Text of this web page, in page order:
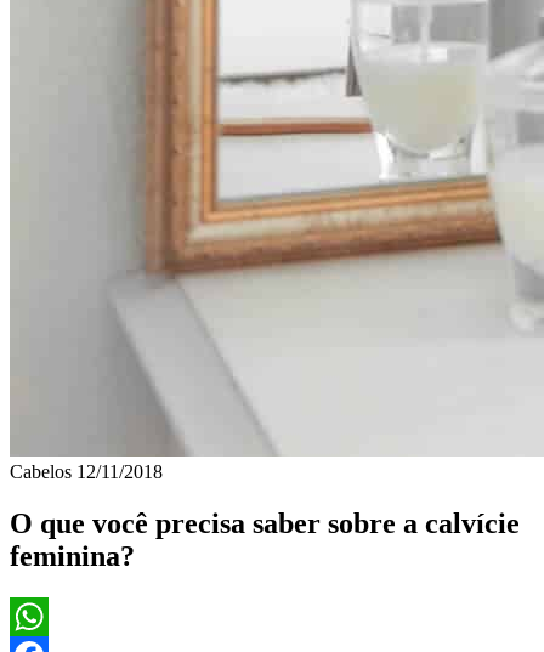
Cabelos 12/11/2018
O que você precisa saber sobre a calvície
feminina?